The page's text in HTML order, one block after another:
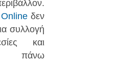
δεν
συλλογή
και
πάνω